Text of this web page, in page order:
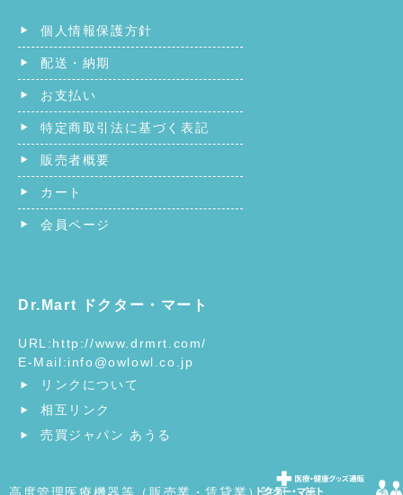
個人情報保護方針
配送・納期
お支払い
特定商取引法に基づく表記
販売者概要
カート
会員ページ
Dr.Mart ドクター・マート
URL:http://www.drmrt.com/
E-Mail:info@owlowl.co.jp
リンクについて
相互リンク
売買ジャパン あうる